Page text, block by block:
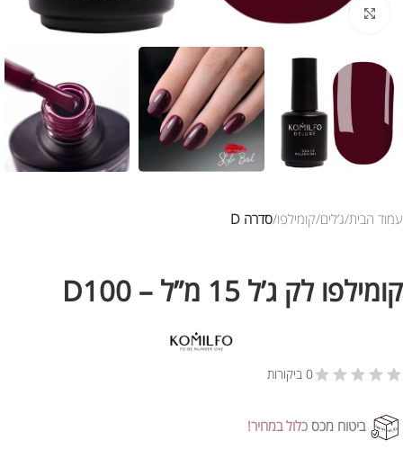
לחץ להגדלת התמונה
עמוד הבית ג’לים קומילפו סדרה D
קומילפו לק ג’ל 15 מ”ל – D100
0 ביקורות
ביטוח מכס כלול במחיר!